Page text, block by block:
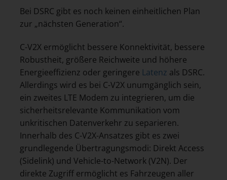
Bei DSRC gibt es noch keinen einheitlichen Plan
zur „nächsten Generation“.
C-V2X ermöglicht bessere Konnektivität, bessere
Robustheit, größere Reichweite und höhere
Energieeffizienz oder geringere Latenz als DSRC.
Allerdings wird es bei C-V2X unumgänglich sein,
ein zweites LTE Modem zu integrieren, um die
sicherheitsrelevante Kommunikation vom
unkritischen Datenverkehr zu separieren.
Innerhalb des C-V2X-Ansatzes gibt es zwei
grundlegende Übertragungsmodi: Direkt Access
(Sidelink) und Vehicle-to-Network (V2N). Der
direkte Zugriff ermöglicht es Fahrzeugen aller